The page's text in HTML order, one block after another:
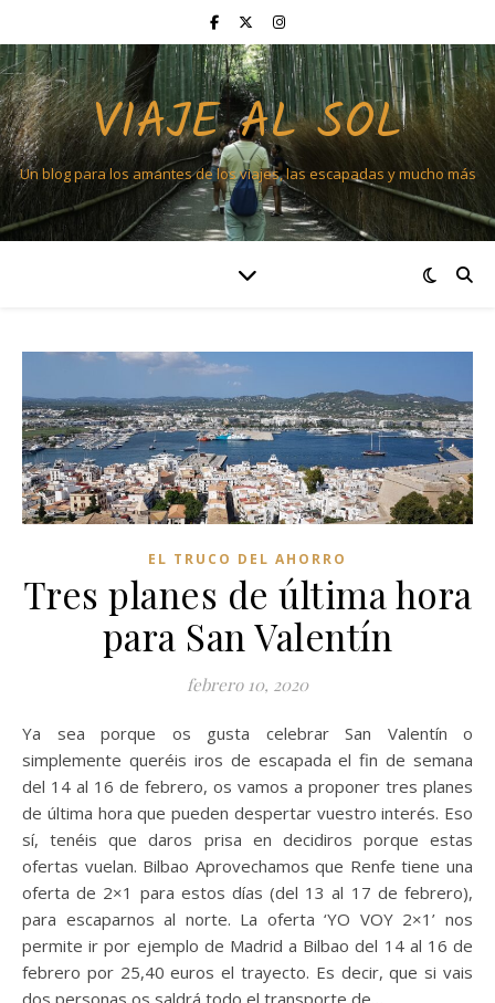
VIAJE AL SOL
Un blog para los amantes de los viajes, las escapadas y mucho más
EL TRUCO DEL AHORRO
Tres planes de última hora
para San Valentín
febrero 10, 2020
Ya sea porque os gusta celebrar San Valentín o
simplemente queréis iros de escapada el fin de semana
del 14 al 16 de febrero, os vamos a proponer tres planes
de última hora que pueden despertar vuestro interés. Eso
sí, tenéis que daros prisa en decidiros porque estas
ofertas vuelan. Bilbao Aprovechamos que Renfe tiene una
oferta de 2×1 para estos días (del 13 al 17 de febrero),
para escaparnos al norte. La oferta ‘YO VOY 2×1’ nos
permite ir por ejemplo de Madrid a Bilbao del 14 al 16 de
febrero por 25,40 euros el trayecto. Es decir, que si vais
dos personas os saldrá todo el transporte de…